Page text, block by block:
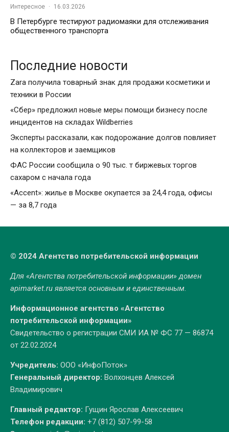
Интересное · 16.03.2026
В Петербурге тестируют радиомаяки для отслеживания
общественного транспорта
Последние новости
Zara получила товарный знак для продажи косметики и
техники в России
«Сбер» предложил новые меры помощи бизнесу после
инцидентов на складах Wildberries
Эксперты рассказали, как подорожание долгов повлияет
на коллекторов и заемщиков
ФАС России сообщила о 90 тыс. т биржевых торгов
сахаром с начала года
«Accent»: жилье в Москве окупается за 24,4 года, офисы
— за 8,7 года
© 2024 Агентство потребительской информации
Для «Агентства потребительской информации» домен
apimarket.ruявляется основным и единственным.
Информационное агентство «Агентство
потребительской информации»
Свидетельство о регистрации СМИ ИА № ФС 77 — 86874
от 22.02.2024
Учредитель: ООО «ИнфоПоток»
Генеральный директор: Волхонцев Алексей
Владимирович
Главный редактор: Гущин Ярослав Алексеевич
Телефон редакции: +7 (812) 507-99-58